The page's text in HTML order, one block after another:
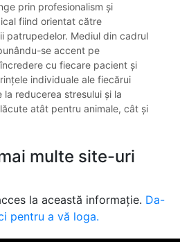
prin profesionalism și
fiind orientat către
patrupedelor. Mediul din cadrul
se accent pe
cu fiecare pacient și
individuale ale fiecărui
reducerea stresului și la
atât pentru animale, cât și
multe site-uri
la această informație. Da-
pentru a vă loga.